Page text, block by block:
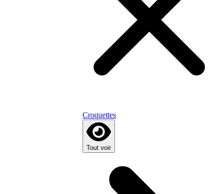
Croquettes
Tout voir